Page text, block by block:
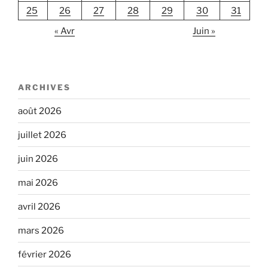
25
26 27 28 29 30
31
« Avr
Juin »
ARCHIVES
août 2026
juillet 2026
juin 2026
mai 2026
avril 2026
mars 2026
février 2026